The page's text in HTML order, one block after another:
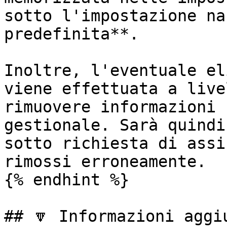
sotto l'impostazione
predefinita**.
Inoltre, l'eventuale
viene effettuata a
rimuovere
gestionale. Sarà
sotto richiesta di
rimossi erroneamente.
{% endhint %}
## 🔽 Informazioni